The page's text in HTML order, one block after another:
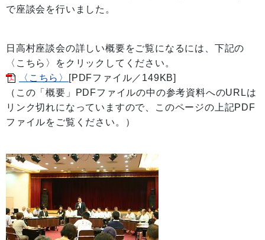
で座談会を行いました。
日高村座談会の詳しい概要をご覧になるには、下記の
〈こちら〉をクリックしてください。
〈こちら〉
[PDFファイル／149KB]
（この「概要」PDFファイルの中の参考資料へのURLは
リンク切れになっていますので、このページの上記PDF
ファイルをご覧ください。）